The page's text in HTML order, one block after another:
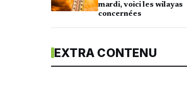
mardi, voici les wilayas
concernées
EXTRA CONTENU